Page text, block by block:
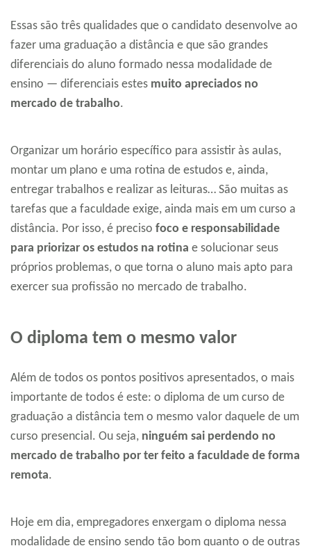
Essas são três qualidades que o candidato desenvolve ao
fazer uma graduação a distância e que são grandes
diferenciais do aluno formado nessa modalidade de
ensino — diferenciais estes muito apreciados no
mercado de trabalho.
Organizar um horário específico para assistir às aulas,
montar um plano e uma rotina de estudos e, ainda,
entregar trabalhos e realizar as leituras… São muitas as
tarefas que a faculdade exige, ainda mais em um curso a
distância. Por isso, é preciso foco e responsabilidade
para priorizar os estudos na rotina e solucionar seus
próprios problemas, o que torna o aluno mais apto para
exercer sua profissão no mercado de trabalho.
O diploma tem o mesmo valor
Além de todos os pontos positivos apresentados, o mais
importante de todos é este: o diploma de um curso de
graduação a distância tem o mesmo valor daquele de um
curso presencial. Ou seja, ninguém sai perdendo no
mercado de trabalho por ter feito a faculdade de forma
remota.
Hoje em dia, empregadores enxergam o diploma nessa
modalidade de ensino sendo tão bom quanto o de outras